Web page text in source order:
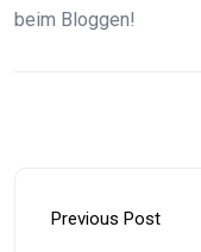
beim Bloggen!
Previous Post